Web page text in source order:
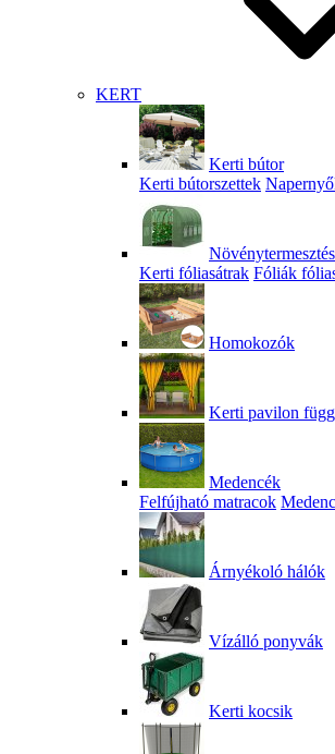
KERT
Kerti bútor
Kerti bútorszettek
Növénytermesztés
Kerti fóliasátrak Fóliák
Homokozók
Kerti pavilon
Medencék
Felfújható matracok
Árnyékoló hálók
Vízálló ponyvák
Kerti kocsik